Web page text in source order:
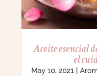
Aceite esencial
el
May 10, 2021|